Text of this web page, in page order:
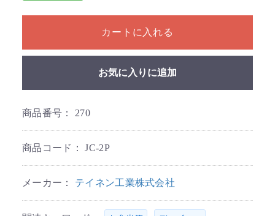
1個以上の数量を入力してください
カートに入れる
お気に入りに追加
商品番号： 270
商品コード：JC-2P
メーカー： テイネン工業株式会社